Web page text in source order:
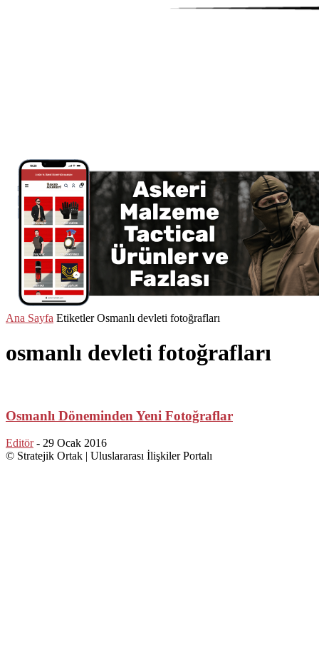
Ana Sayfa Etiketler Osmanlı devleti fotoğrafları
osmanlı devleti fotoğrafları
Osmanlı Döneminden Yeni Fotoğraflar
Editör - 29 Ocak 2016
© Stratejik Ortak | Uluslararası İlişkiler Portalı